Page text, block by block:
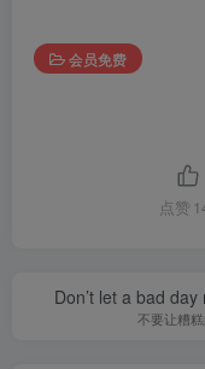
会员免费
点赞
Don’t let a bad
不要让糟